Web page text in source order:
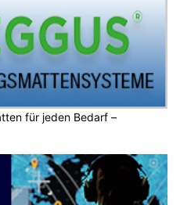
für jeden Bedarf –